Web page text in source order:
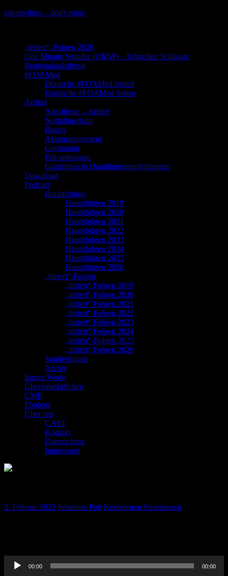
Skip
pin-up-docs – don't panic
„titriert“-Folgen 2026
One Minute Wonder (OMW) – Schneller. Schlauer.
Regionalanästhesie
#FOAMed
Deutsche #FOAMed Seiten
Englische #FOAMed Seiten
Artikel
Anästhesie – Artikel
Notfallmedizin
Basics
Akutmanagement
Gerinnung
Erkrankungen
Guidelines & Handlungsempfehlungen
Download
Podcast
Hauptfolgen
Hauptfolgen 2019
Hauptfolgen 2020
Hauptfolgen 2021
Hauptfolgen 2022
Hauptfolgen 2023
Hauptfolgen 2024
Hauptfolgen 2025
Hauptfolgen 2026
„titriert“-Folgen
„titriert“ Folgen 2019
„titriert“ Folgen 2020
„titriert“ Folgen 2021
„titriert“ Folgen 2022
„titriert“ Folgen 2023
„titriert“ Folgen 2024
„titriert“-Folgen 2025
„titriert“ Folgen 2026
Sonderfolgen
Archiv
Innere Werte
Übergabekäffchen
CME
Fördern
Über uns
CAST
Kontakt
Datenschutz
Impressum
2. Februar 2023 Johannes Pott Kommentar hinterlassen
Audio-
Player
00:00 00:00